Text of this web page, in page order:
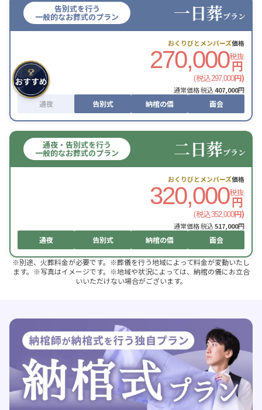
告別式を行う
一般的なお葬式のプラン 一日葬プラン
おくりびとメンバーズ価格
270,000税抜
円
(税込297,000円)
通常価格 税込407,000円
通夜 告別式 納棺の儀 面会
通夜・告別式を行う
一般的なお葬式のプラン 二日葬プラン
おくりびとメンバーズ価格
320,000税抜
円
(税込352,000円)
通常価格 税込517,000円
通夜 告別式 納棺の儀 面会
※別途、火葬料金が必要です。※葬儀を行う地域によって料金が変動いたし
ます。※写真はイメージです。※地域や状況によっては、納棺の儀にお立合
いいただけない場合がございます。